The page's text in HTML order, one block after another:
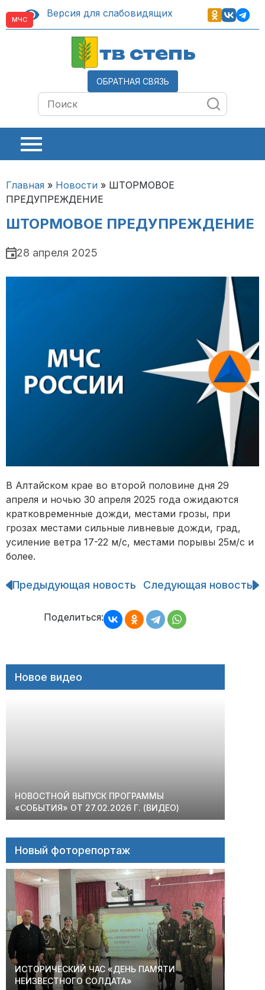
Версия для слабовидящих
тв степь
ОБРАТНАЯ СВЯЗЬ
Главная » Новости » ШТОРМОВОЕ
ПРЕДУПРЕЖДЕНИЕ
ШТОРМОВОЕ ПРЕДУПРЕЖДЕНИЕ
МЧС
28 апреля 2025
В Алтайском крае во второй половине дня 29
апреля и ночью 30 апреля 2025 года ожидаются
кратковременные дожди, местами грозы, при
грозах местами сильные ливневые дожди, град,
усиление ветра 17-22 м/с, местами порывы 25м/с и
более.
Навигация
записям
Предыдующая новость Следующая новость
Поделиться:
Новое видео
НОВОСТНОЙ ВЫПУСК ПРОГРАММЫ
«СОБЫТИЯ» ОТ 27.02.2026 Г. (ВИДЕО)
Новый фоторепортаж
ИСТОРИЧЕСКИЙ ЧАС «ДЕНЬ ПАМЯТИ
НЕИЗВЕСТНОГО СОЛДАТА»